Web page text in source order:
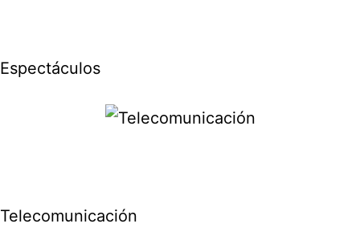
Espectáculos
Telecomunicación